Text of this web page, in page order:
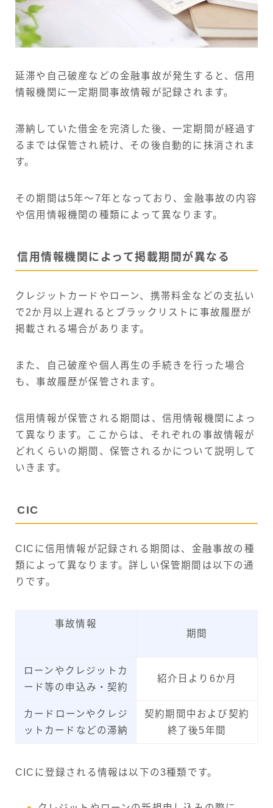
延滞や自己破産などの金融事故が発生すると、信用
情報機関に一定期間事故情報が記録されます。
滞納していた借金を完済した後、一定期間が経過す
るまでは保管され続け、その後自動的に抹消されま
す。
その期間は5年～7年となっており、金融事故の内容
や信用情報機関の種類によって異なります。
信用情報機関によって掲載期間が異なる
クレジットカードやローン、携帯料金などの支払い
で2か月以上遅れるとブラックリストに事故履歴が
掲載される場合があります。
また、自己破産や個人再生の手続きを行った場合
も、事故履歴が保管されます。
信用情報が保管される期間は、信用情報機関によっ
て異なります。ここからは、それぞれの事故情報が
どれくらいの期間、保管されるかについて説明して
いきます。
CIC
CICに信用情報が記録される期間は、金融事故の種
類によって異なります。詳しい保管期間は以下の通
りです。
事故情報
期間
ローンやクレジットカ
ード等の申込み・契約
紹介日より6か月
カードローンやクレジ
ットカードなどの滞納
契約期間中および契約
終了後5年間
CICに登録される情報は以下の3種類です。